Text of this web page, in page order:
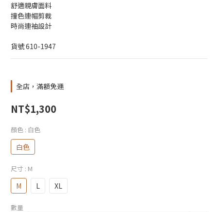
舒適親膚面料
撞色連帽剪裁
時尚連袖設計
貨號 610-1947
全店，滿額免運
NT$1,300
顏色 : 白色
白色
尺寸 : M
M L XL
數量